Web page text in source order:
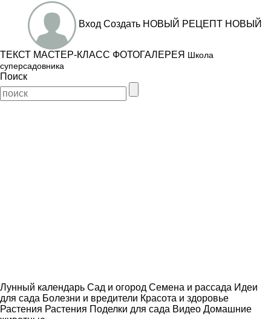
Вход Создать НОВЫЙ РЕЦЕПТ НОВЫЙ
ТЕКСТ МАСТЕР-КЛАСС ФОТОГАЛЕРЕЯ Школа
суперсадовника
Поиск
Лунный календарь Сад и огород Семена и рассада Идеи
для сада Болезни и вредители Красота и здоровье
Растения Растения Поделки для сада Видео Домашние